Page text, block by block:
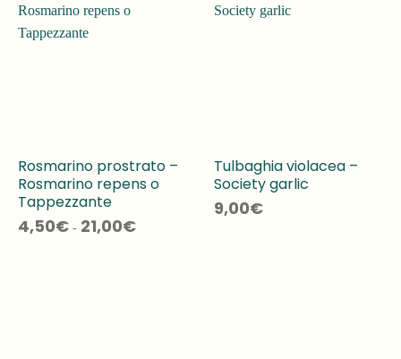
Rosmarino prostrato –
Rosmarino repens o
Tappezzante
4,50€ - 21,00€di
Tulbaghia violacea –
Society garlic
9,00€